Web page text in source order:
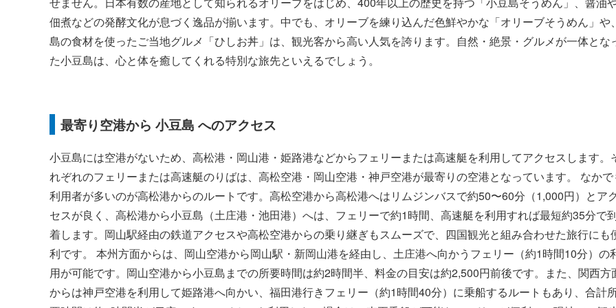
佃煮などの発酵文化が息づく逸品が揃います。中でも、オリーブを練り込んだ色鮮やかな「オリーブそうめん」や、
島の食材を使ったご当地グルメ「ひしお丼」は、観光客から高い人気を誇ります。自然・絶景・グルメが一体とな
た小豆島は、心と体を癒してくれる特別な旅先といえるでしょう。
最寄り空港から 小豆島 へのアクセス
小豆島には空港がないため、高松港・岡山港・姫路港などからフェリーまたは高速艇を利用してアクセスします。
れぞれのフェリーまたは高速艇のりばは、高松空港・岡山空港・神戸空港が最寄りの空港となっています。 なかで
利用者が多いのが高松港からのルートです。高松空港から高松港へはリムジンバスで約50〜60分（1,000円）とアク
セスが良く、高松港から小豆島（土庄港・池田港）へは、フェリーで約1時間、高速艇を利用すれば最短約35分で
着します。岡山駅経由の鉄道アクセスや高松空港からの乗り継ぎもスムーズで、四国観光と組み合わせた旅行にも
利です。 本州方面からは、岡山空港から岡山駅・新岡山港を経由し、土庄港へ向かうフェリー（約1時間10分）の
用が可能です。岡山空港から小豆島までの所要時間は約2時間半、料金の目安は約2,500円前後です。また、関西方
からは神戸空港を利用して姫路港へ向かい、福田港行きフェリー（約1時間40分）に乗船するルートもあり、合計